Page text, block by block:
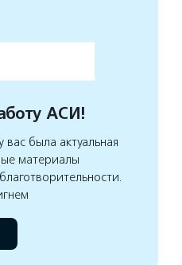
АСИ!
была актуальная
материалы